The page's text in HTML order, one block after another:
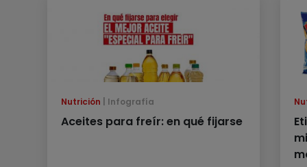
Nutrición Infografía
Aceites para freír: en qué fijarse